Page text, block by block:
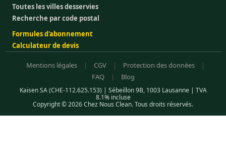
Toutes les villes desservies
Recherche par code postal
Formules d'abonnement
Calculateur de devis
Mentions légales | CGV | Protection des données
|
FAQ
| Blog
Kaisen SA (CHE-112.625.153) | Sébeillon 9B, 1003 Lausanne | TVA
8.1% incluse
Copyright © 2026 Chez Nous Clean. Tous droits réservés.